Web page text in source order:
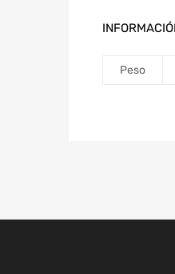
Peso